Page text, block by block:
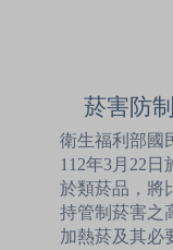
菸害防
衛生福利部國
112年3月22
於類菸品，將
持管制菸害之
加熱菸及其必